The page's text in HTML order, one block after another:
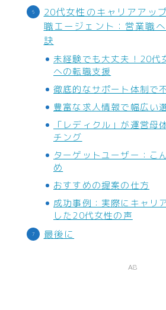
加工食品
生鮮食品
スポーツ・趣味
アウトドア
スポーツ
車・バイク
ファッション
ファッション小物
20代女性のキャリアアッ
職エージェント：営業職
訣
未経験でも大丈夫！20代
への転職支援
徹底的なサポート体制で
豊富な求人情報で幅広い
「レディクル」が運営母
チング
ターゲットユーザー：こ
め
おすすめの提案の仕方
成功事例：実際にキャリ
した20代女性の声
最後に
A8